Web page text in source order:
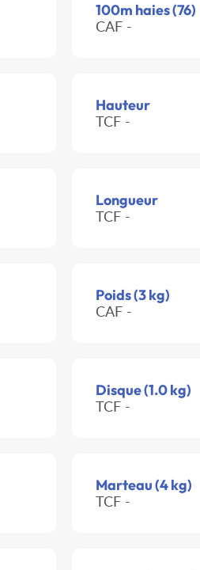
100m haies (76)
CAF -
Hauteur
TCF -
Longueur
TCF -
Poids (3 kg)
CAF -
Disque (1.0 kg)
TCF -
Marteau (4 kg)
TCF -